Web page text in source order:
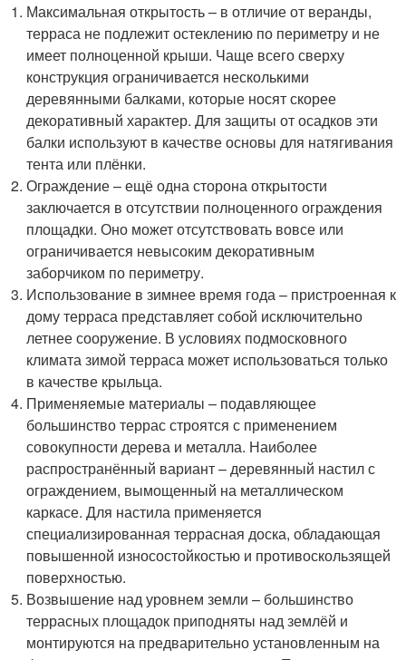
Максимальная открытость – в отличие от веранды,
терраса не подлежит остеклению по периметру и не
имеет полноценной крыши. Чаще всего сверху
конструкция ограничивается несколькими
деревянными балками, которые носят скорее
декоративный характер. Для защиты от осадков эти
балки используют в качестве основы для натягивания
тента или плёнки.
Ограждение – ещё одна сторона открытости
заключается в отсутствии полноценного ограждения
площадки. Оно может отсутствовать вовсе или
ограничивается невысоким декоративным
заборчиком по периметру.
Использование в зимнее время года – пристроенная к
дому терраса представляет собой исключительно
летнее сооружение. В условиях подмосковного
климата зимой терраса может использоваться только
в качестве крыльца.
Применяемые материалы – подавляющее
большинство террас строятся с применением
совокупности дерева и металла. Наиболее
распространённый вариант – деревянный настил с
ограждением, вымощенный на металлическом
каркасе. Для настила применяется
специализированная террасная доска, обладающая
повышенной износостойкостью и противоскользящей
поверхностью.
Возвышение над уровнем земли – большинство
террасных площадок приподняты над землёй и
монтируются на предварительно установленным на